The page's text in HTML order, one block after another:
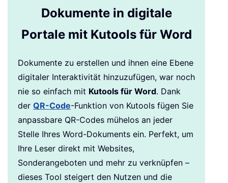
Dokumente in digitale
Portale mit Kutools für Word
Dokumente zu erstellen und ihnen eine Ebene
digitaler Interaktivität hinzuzufügen, war noch
nie so einfach mit Kutools für Word. Dank
der QR-Code-Funktion von Kutools fügen Sie
anpassbare QR-Codes mühelos an jeder
Stelle Ihres Word-Dokuments ein. Perfekt, um
Ihre Leser direkt mit Websites,
Sonderangeboten und mehr zu verknüpfen –
dieses Tool steigert den Nutzen und die